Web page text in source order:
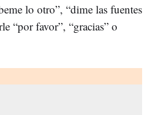
lo otro”, “dime las fuentes
“por favor”, “gracias” o